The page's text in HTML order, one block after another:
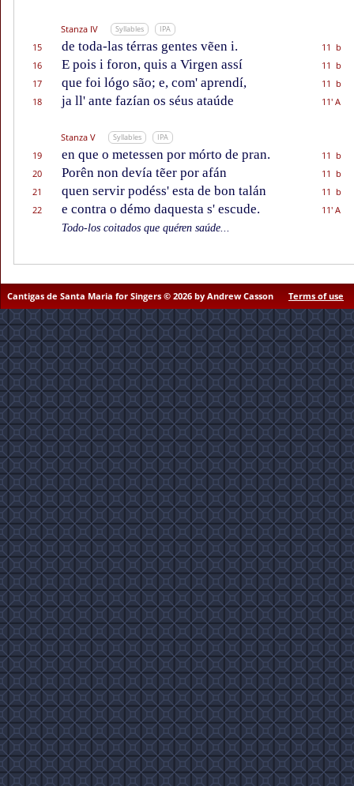
Stanza IV Syllables IPA
15 de toda-las térras gentes vẽen i.
11 b
16
E pois i foron, quis a Virgen assí
11 b
17
que foi lógo são; e, com' aprendí,
11 b
18
ja ll' ante fazían os séus ataúde 11' A
Stanza V Syllables IPA
19 en que o metessen por mórto de pran.
11 b
20
Porên non devía tẽer por afán
11 b
21
quen servir podéss' esta de bon talán
11 b
22
e contra o démo daquesta s' escude.
11' A
Todo-los coitados que quéren saúde...
Cantigas de Santa Maria for Singers © 2026 by Andrew Casson Terms of use